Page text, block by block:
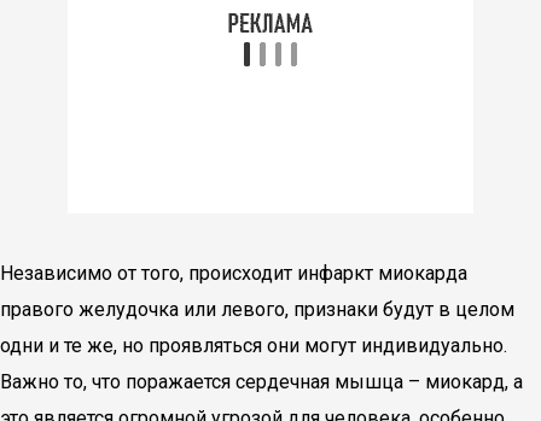
Независимо от того, происходит инфаркт миокарда
правого желудочка или левого, признаки будут в целом
одни и те же, но проявляться они могут индивидуально.
Важно то, что поражается сердечная мышца – миокард, а